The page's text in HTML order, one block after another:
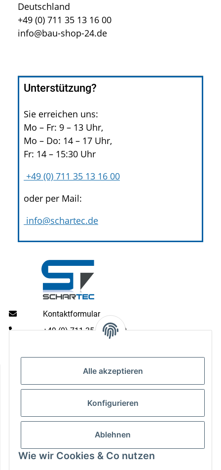
Alle akzeptieren
Konfigurieren
Ablehnen
Wie wir Cookies & Co nutzen
Deutschland
+49 (0) 711 35 13 16 00
info@bau-shop-24.de
Unterstützung?
Sie erreichen uns:
Mo – Fr: 9 – 13 Uhr,
Mo – Do: 14 – 17 Uhr,
Fr: 14 – 15:30 Uhr
+49 (0) 711 35 13 16 00
oder per Mail:
info@schartec.de
Kontaktformular
+49 (0) 711 35 13 16 00
Gesetzliche Informationen